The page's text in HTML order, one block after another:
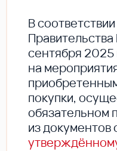
В
сентября
на
покупки,
обязательном
из документов